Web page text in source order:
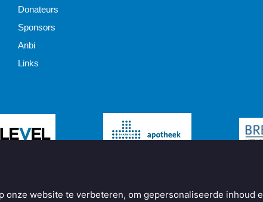
website te verbeteren, om gepersonaliseerde inhoud
Donateurs
Sponsors
Anbi
Links